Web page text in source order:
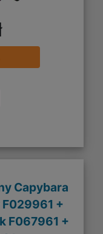
Capybara
+
F067961 +